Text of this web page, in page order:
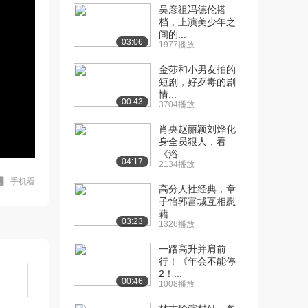
手机看
03:06
吴彦祖冯德伦搭
档，上演美少年之
间的...
1977播放
00:43
金莎和小男友拍的
短剧，好歹毒的剧
情...
3704播放
04:17
肖央赵丽颖刘烨化
身全员狠人，看
《浴...
2134播放
03:23
高分人性经典，章
子怡郭富城互相慰
藉...
1326播放
00:46
一路高升并肩前
行！《年会不能停
2！...
1008播放